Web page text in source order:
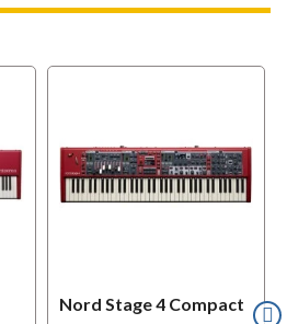
Nord Stage 4 Compact